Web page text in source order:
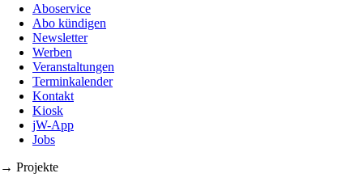
Aboservice
Abo kündigen
Newsletter
Werben
Veranstaltungen
Terminkalender
Kontakt
Kiosk
jW-App
Jobs
→ Projekte